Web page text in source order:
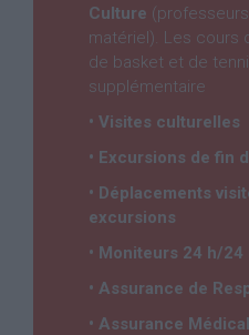
Culture
matériel). Les cours
de basket et de
supplémentaire
• Visites culturelles
• Excursions de fin
• Déplacements
excursions
• Moniteurs 24 h/
• Assurance de
• Assurance